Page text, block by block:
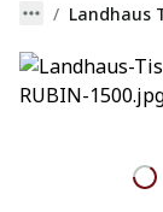
Landhaus